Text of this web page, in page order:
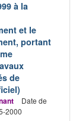
à la
et le
portant
de
Date de
2000